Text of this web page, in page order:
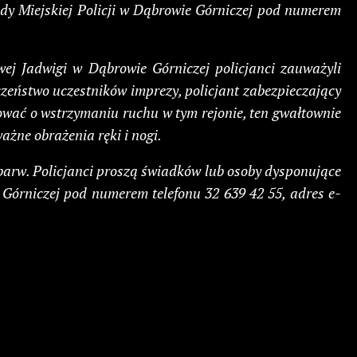
Miejskiej Policji w Dąbrowie Górniczej pod numerem
Jadwigi w Dąbrowie Górniczej policjanci zauważyli
uczestników imprezy, policjant zabezpieczający
o wstrzymaniu ruchu w tym rejonie, ten gwałtownie
obrażenia ręki i nogi.
Policjanci proszą świadków lub osoby dysponujące
pod numerem telefonu 32 639 42 55, adres e-